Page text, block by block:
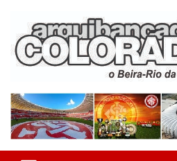
content
Arquibancada